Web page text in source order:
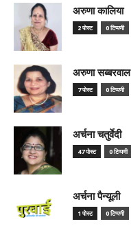
अरुणा कालिया
2 पोस्ट 0 टिप्पणी
अरुणा सब्बरवाल
7 पोस्ट 0 टिप्पणी
अर्चना चतुर्वेदी
47 पोस्ट 0 टिप्पणी
अर्चना पैन्यूली
1 पोस्ट 0 टिप्पणी